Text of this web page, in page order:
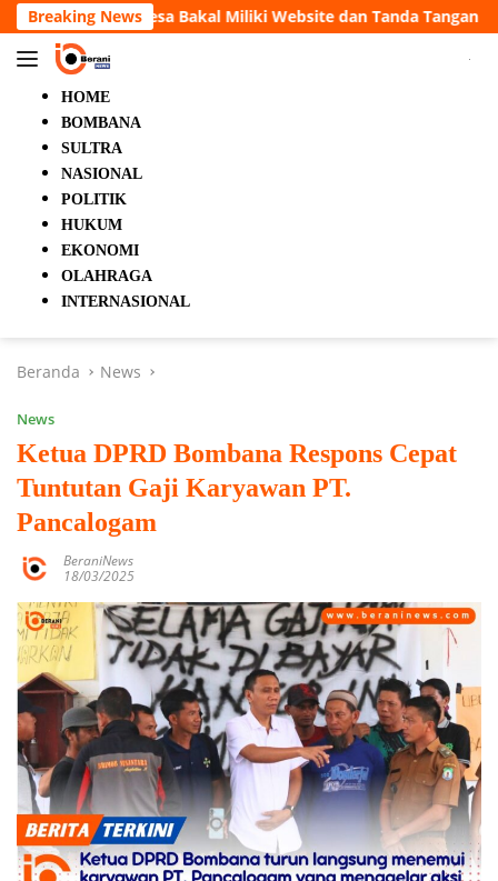
Langsung
ke
konten
Breaking News
dan Tanda Tangan Elektronik 5 Orang Tewas
HOME
BOMBANA
SULTRA
NASIONAL
POLITIK
HUKUM
EKONOMI
OLAHRAGA
INTERNASIONAL
Beranda News
News
Ketua DPRD Bombana Respons Cepat
Tuntutan Gaji Karyawan PT.
Pancalogam
BeraniNews
18/03/2025